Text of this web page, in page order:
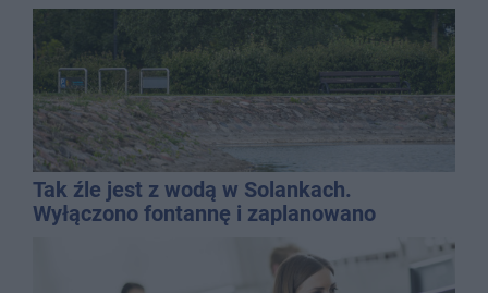
Tak źle jest z wodą w Solankach.
Wyłączono fontannę i zaplanowano